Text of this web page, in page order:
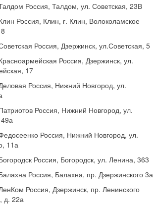
Россия, Талдом, ул. Советская, 23В
Россия, Клин, г. Клин, Волоколамское
Россия, Дзержинск, ул.Советская, 5
Россия, Дзержинск, ул.
17
Россия, Нижний Новгород, ул.
Россия, Нижний Новгород, ул.
Россия, Нижний Новгород, ул.
11а
Россия, Богородск, ул. Ленина, 363
Россия, Балахна, пр. Дзержинского 3а
Россия, Дзержинск, пр. Ленинского
д. 22а